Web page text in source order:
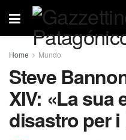
Home Mundo
Steve
XIV: «La sua
disastro per i